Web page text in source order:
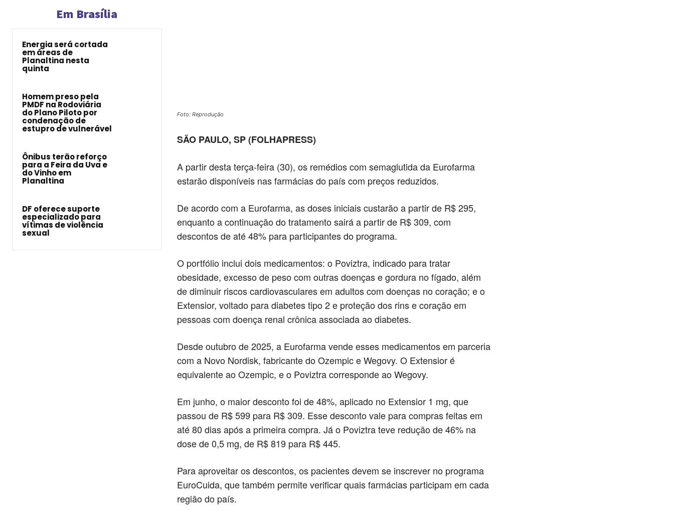
Em Brasília
Energia será cortada
em áreas de
Planaltina nesta
quinta
Homem preso pela
PMDF na Rodoviária
do Plano Piloto por
condenação de
estupro de vulnerável
Ônibus terão reforço
para a Feira da Uva e
do Vinho em
Planaltina
DF oferece suporte
especializado para
vítimas de violência
sexual
Foto: Reprodução
SÃO PAULO, SP (FOLHAPRESS)
A partir desta terça-feira (30), os remédios com semaglutida da Eurofarma
estarão disponíveis nas farmácias do país com preços reduzidos.
De acordo com a Eurofarma, as doses iniciais custarão a partir de R$ 295,
enquanto a continuação do tratamento sairá a partir de R$ 309, com
descontos de até 48% para participantes do programa.
O portfólio inclui dois medicamentos: o Poviztra, indicado para tratar
obesidade, excesso de peso com outras doenças e gordura no fígado, além
de diminuir riscos cardiovasculares em adultos com doenças no coração; e o
Extensior, voltado para diabetes tipo 2 e proteção dos rins e coração em
pessoas com doença renal crônica associada ao diabetes.
Desde outubro de 2025, a Eurofarma vende esses medicamentos em parceria
com a Novo Nordisk, fabricante do Ozempic e Wegovy. O Extensior é
equivalente ao Ozempic, e o Poviztra corresponde ao Wegovy.
Em junho, o maior desconto foi de 48%, aplicado no Extensior 1 mg, que
passou de R$ 599 para R$ 309. Esse desconto vale para compras feitas em
até 80 dias após a primeira compra. Já o Poviztra teve redução de 46% na
dose de 0,5 mg, de R$ 819 para R$ 445.
Para aproveitar os descontos, os pacientes devem se inscrever no programa
EuroCuida, que também permite verificar quais farmácias participam em cada
região do país.